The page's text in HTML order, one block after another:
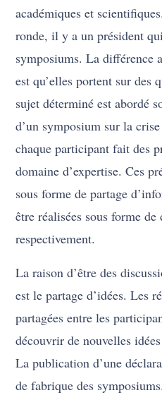
académiques et
ronde, il y a un président
symposiums. La différence
est qu’elles portent sur des
sujet déterminé est abordé
d’un symposium sur la
chaque participant fait des
domaine d’expertise. Ces
sous forme de partage
être réalisées sous forme de
respectivement.
La raison d’être des
est le partage d’idées. Les
partagées entre les
découvrir de nouvelles
La publication d’une
de fabrique des